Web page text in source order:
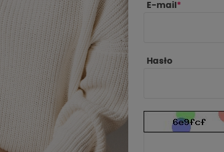
E-mail *
Hasło